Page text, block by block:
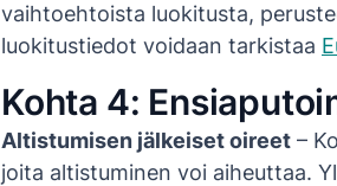
vaihtoehtoista luokitusta,
luokitustiedot voidaan tarkistaa
Kohta 4:
Altistumisen jälkeiset oireet –
joita altistuminen voi aiheuttaa.